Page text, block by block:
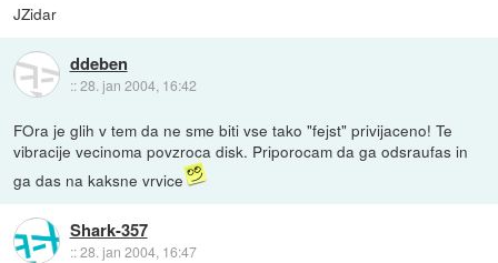
JZidar
ddeben
::28. jan 2004, 16:42
FOra je glih v tem da ne sme biti vse tako "fejst" privijaceno! Te
vibracije vecinoma povzroca disk. Priporocam da ga odsraufas in
ga das na kaksne vrvice
Shark-357
::28. jan 2004, 16:47